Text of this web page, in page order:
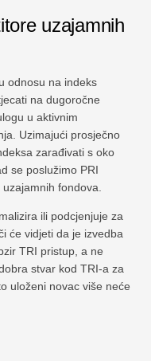
uzajamnih
odnosu na indeks
na dugoročne
u aktivnim
Uzimajući prosječno
zarađivati ​​s oko
se poslužimo PRI
fondova.
ili podcjenjuje za
će vidjeti da je izvedba
TRI pristup, a ne
stvar kod TRI-a za
uloženi novac više neće